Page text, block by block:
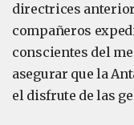
directrices
compañeros
conscientes del
asegurar que la
el disfrute de las